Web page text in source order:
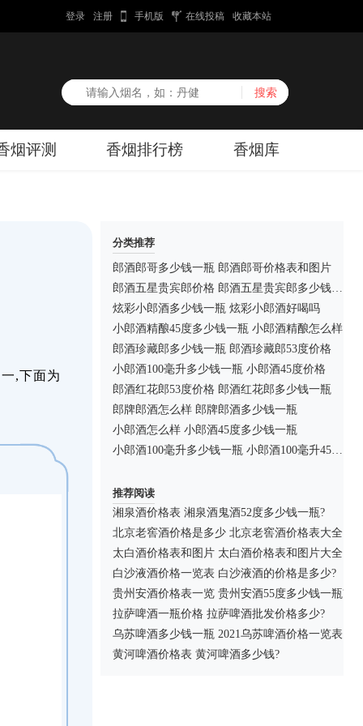
登录 注册 手机版 在线投稿 收藏本站
烟评测 香烟排行榜 香烟库
,下面为
分类推荐
郎酒郎哥多少钱一瓶 郎酒郎哥价格表和图片
郎酒五星贵宾郎价格 郎酒五星贵宾郎多少钱一瓶
炫彩小郎酒多少钱一瓶 炫彩小郎酒好喝吗
小郎酒精酿45度多少钱一瓶 小郎酒精酿怎么样
郎酒珍藏郎多少钱一瓶 郎酒珍藏郎53度价格
小郎酒100毫升多少钱一瓶 小郎酒45度价格
郎酒红花郎53度价格 郎酒红花郎多少钱一瓶
郎牌郎酒怎么样 郎牌郎酒多少钱一瓶
小郎酒怎么样 小郎酒45度多少钱一瓶
小郎酒100毫升多少钱一瓶 小郎酒100毫升45度价格查询
推荐阅读
湘泉酒价格表 湘泉酒鬼酒52度多少钱一瓶?
北京老窖酒价格是多少 北京老窖酒价格表大全
太白酒价格表和图片 太白酒价格表和图片大全
白沙液酒价格一览表 白沙液酒的价格是多少?
贵州安酒价格表一览 贵州安酒55度多少钱一瓶?
拉萨啤酒一瓶价格 拉萨啤酒批发价格多少?
乌苏啤酒多少钱一瓶 2021乌苏啤酒价格一览表
黄河啤酒价格表 黄河啤酒多少钱?